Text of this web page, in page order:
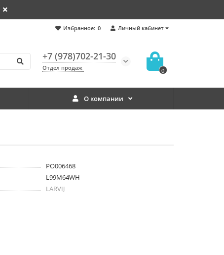
Личный кабинет
Избранное: 0
+7 (978)702-21-30
Отдел продаж 0
О компании
PO006468
L99M64WH
LARVIJ